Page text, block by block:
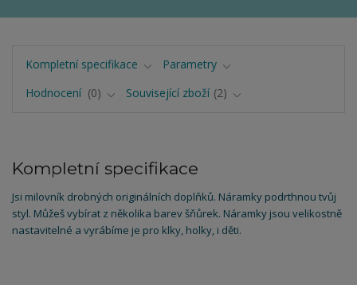
Kompletní specifikace
Parametry
Hodnocení
0 Související zboží 2
Kompletní specifikace
Jsi milovník drobných originálních doplňků. Náramky podrthnou tvůj
styl. Můžeš vybírat z několika barev šňůrek. Náramky jsou velikostně
nastavitelné a vyrábíme je pro klky, holky, i děti.